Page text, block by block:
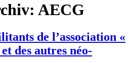
AECG
de l’association «
des autres néo-